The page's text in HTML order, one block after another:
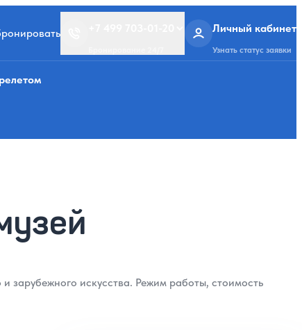
Личный кабинет
Узнать статус заявки
зарубежного искусства. Режим работы, стоимость